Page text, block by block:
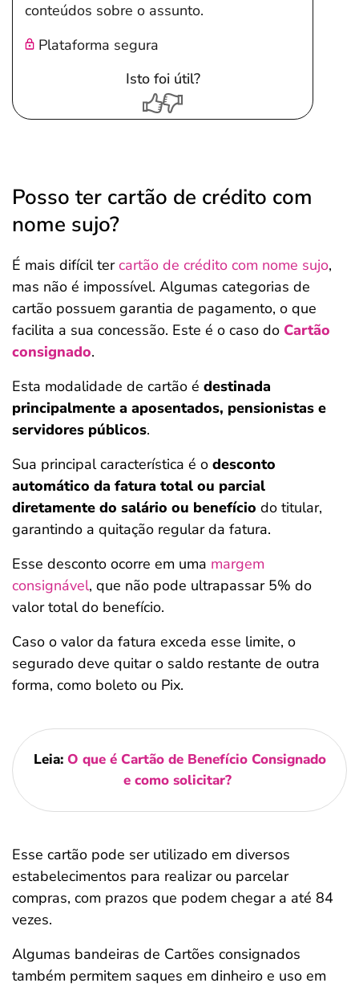
conteúdos sobre o assunto.
Plataforma segura
Isto foi útil?
Posso ter cartão de crédito com
nome sujo?
É mais difícil tercartão de crédito com nome sujo,
mas não é impossível. Algumas categorias de
cartão possuem garantia de pagamento, o que
facilita a sua concessão. Este é o caso do Cartão
consignado.
Esta modalidade de cartão é destinada
principalmente a aposentados, pensionistas e
servidores públicos.
Sua principal característica é o desconto
automático da fatura total ou parcial
diretamente do salário ou benefício do titular,
garantindo a quitação regular da fatura.
Esse desconto ocorre em uma margem
consignável, que não pode ultrapassar 5% do
valor total do benefício.
Caso o valor da fatura exceda esse limite, o
segurado deve quitar o saldo restante de outra
forma, como boleto ou Pix.
Leia: O que é Cartão de Benefício Consignado
e como solicitar?
Esse cartão pode ser utilizado em diversos
estabelecimentos para realizar ou parcelar
compras, com prazos que podem chegar a até 84
vezes.
Algumas bandeiras de Cartões consignados
também permitem saques em dinheiro e uso em